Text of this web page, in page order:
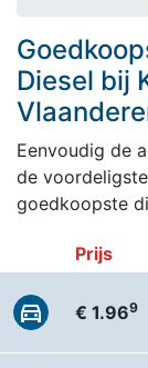
Diesel bij
Eenvoudig de
de
goedkoopste
Prijs
€ 1.969